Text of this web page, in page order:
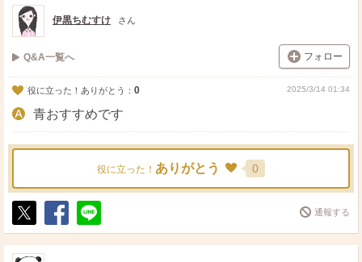
ト
伊黒ちむすけ さん
Q&A一覧へ フォロー
役に立った！ありがとう： 0 2025/3/14 01:34
青おすすめです
役に立った！ ありがとう 0
ポ
ス
ト
シ
ェ
送
る
通報する